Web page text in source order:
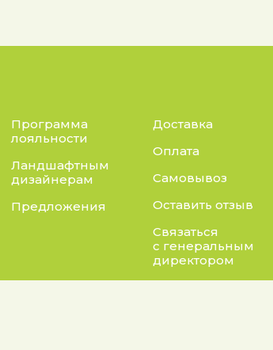
Программа
лояльности
Ландшафтным
дизайнерам
Предложения
Доставка
Оплата
Самовывоз
Оставить отзыв
Связаться
с генеральным
директором